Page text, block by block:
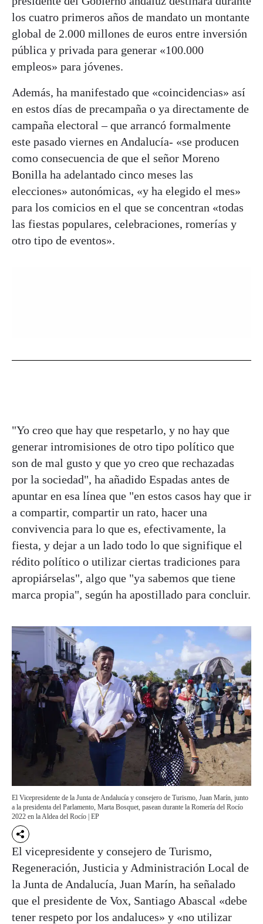
los cuatro primeros años de mandato un montante
global de 2.000 millones de euros entre inversión
pública y privada para generar «100.000
empleos» para jóvenes.
Además, ha manifestado que «coincidencias» así
en estos días de precampaña o ya directamente de
campaña electoral – que arrancó formalmente
este pasado viernes en Andalucía- «se producen
como consecuencia de que el señor Moreno
Bonilla ha adelantado cinco meses las
elecciones» autonómicas, «y ha elegido el mes»
para los comicios en el que se concentran «todas
las fiestas populares, celebraciones, romerías y
otro tipo de eventos».
"Yo creo que hay que respetarlo, y no hay que
generar intromisiones de otro tipo político que
son de mal gusto y que yo creo que rechazadas
por la sociedad", ha añadido Espadas antes de
apuntar en esa línea que "en estos casos hay que ir
a compartir, compartir un rato, hacer una
convivencia para lo que es, efectivamente, la
fiesta, y dejar a un lado todo lo que signifique el
rédito político o utilizar ciertas tradiciones para
apropiárselas", algo que "ya sabemos que tiene
marca propia", según ha apostillado para concluir.
El Vicepresidente de la Junta de Andalucía y consejero de Turismo, Juan Marín, junto
a la presidenta del Parlamento, Marta Bosquet, pasean durante la Romería del Rocío
2022 en la Aldea del Rocío | EP
El vicepresidente y consejero de Turismo,
Regeneración, Justicia y Administración Local de
la Junta de Andalucía, Juan Marín, ha señalado
que el presidente de Vox, Santiago Abascal «debe
tener respeto por los andaluces» y «no utilizar